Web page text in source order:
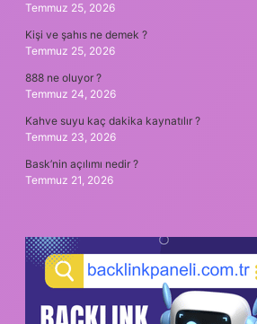
Temmuz 25, 2026
Kişi ve şahıs ne demek ?
Temmuz 25, 2026
888 ne oluyor ?
Temmuz 24, 2026
Kahve suyu kaç dakika kaynatılır ?
Temmuz 23, 2026
Bask’nin açılımı nedir ?
Temmuz 21, 2026